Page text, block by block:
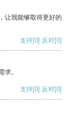
让我能够取得更好的
支持[0] 反对[0]
求。
支持[0] 反对[0]